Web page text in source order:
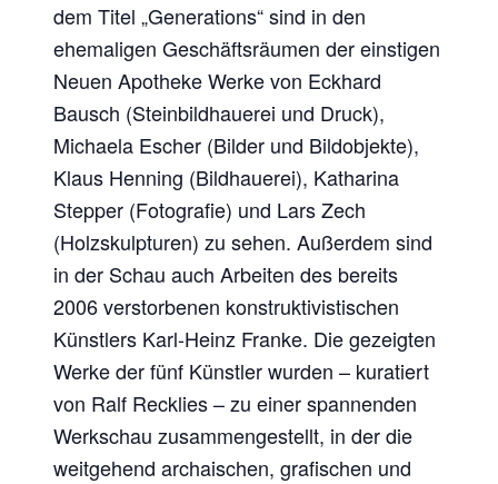
dem Titel „Generations“ sind in den
ehemaligen Geschäftsräumen der einstigen
Neuen Apotheke Werke von Eckhard
Bausch (Steinbildhauerei und Druck),
Michaela Escher (Bilder und Bildobjekte),
Klaus Henning (Bildhauerei), Katharina
Stepper (Fotografie) und Lars Zech
(Holzskulpturen) zu sehen. Außerdem sind
in der Schau auch Arbeiten des bereits
2006 verstorbenen konstruktivistischen
Künstlers Karl-Heinz Franke. Die gezeigten
Werke der fünf Künstler wurden – kuratiert
von Ralf Recklies – zu einer spannenden
Werkschau zusammengestellt, in der die
weitgehend archaischen, grafischen und